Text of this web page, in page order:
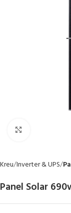
Kreu Inverter & UPS
Panel Solar